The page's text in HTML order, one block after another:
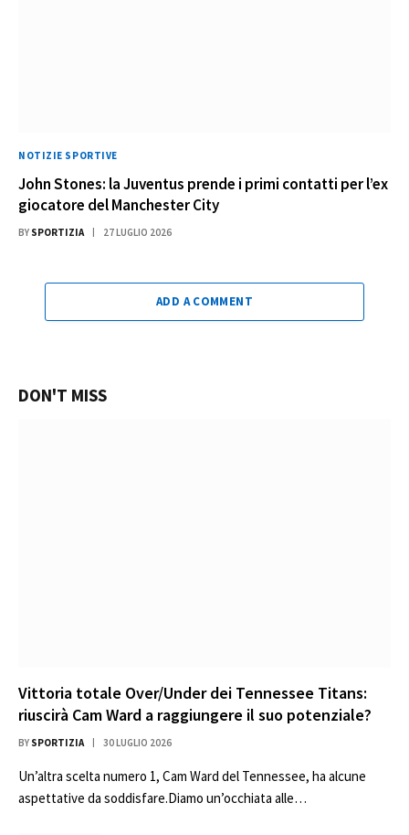
NOTIZIE SPORTIVE
John Stones: la Juventus prende i primi contatti per l’ex
giocatore del Manchester City
BY SPORTIZIA 27 LUGLIO 2026
ADD A COMMENT
DON'T MISS
Vittoria totale Over/Under dei Tennessee Titans:
riuscirà Cam Ward a raggiungere il suo potenziale?
BY SPORTIZIA 30 LUGLIO 2026
Un’altra scelta numero 1, Cam Ward del Tennessee, ha alcune
aspettative da soddisfare.Diamo un’occhiata alle…